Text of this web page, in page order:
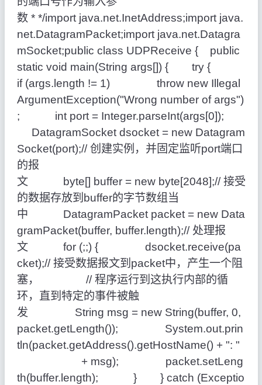
数* */importjava.net.InetAddress;importjava.
net.DatagramPacket;importjava.net.Datagra
mSocket;public class UDPReceive { public
static void main(String args[]) { try{
if(args.length != 1) throw newIllegal
ArgumentException("Wrong number of args")
; intport = Integer.parseInt(args[0]);
DatagramSocket dsocket = newDatagram
Socket(port);// 创建实例，并固定监听port端口
的报
文
byte[] buffer = new byte[2048];// 接受
的数据存放到buffer的字节数组当
中 DatagramPacket packet = newData
gramPacket(buffer, buffer.length);// 处理报
文
for(;;) { dsocket.receive(pa
cket);// 接受数据报文到packet中，产生一个阻
塞，
// 程序运行到这执行内部的循
环，直到特定的事件被触
发 String msg = newString(buffer, 0,
packet.getLength()); System.out.prin
tln(packet.getAddress().getHostName() + ": "
+ msg); packet.setLeng
th(buffer.length); } } catch (Exceptio